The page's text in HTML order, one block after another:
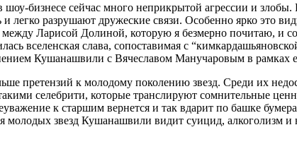
шоу-бизнесе сейчас много неприкрытой агрессии и
легко разрушают дружеские связи. Особенно ярко это
Ларисой Долиной, которую я безмерно почитаю, и
вселенская слава, сопоставимая с
Кушанашвили с Вячеславом Манучаровым в рамках
претензий к молодому поколению звезд. Среди их
селебрити, которые транслируют сомнительные
к старшим вернется и так вдарит по башке
молодых звезд Кушанашвили видит суицид, алкоголизм и